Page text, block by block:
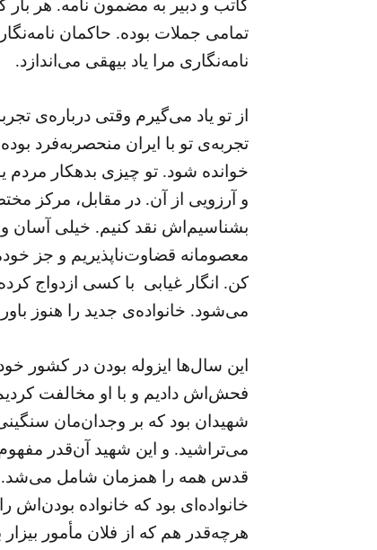
کاتب و دبیر به مضمون نامه. هر
تمامی جملات بوده. حاکمان
نامه‌نگاری مرا یاد بیهقی می‌اندازد.
از تو یاد می‌گیرم وقتی درباره‌ی
تجربه‌ی تو با ایران منحصربه‌فرد
خوانده ‌شود. تو چیزی بدهکار مردم
و آرزویی از آن. در مقابل، مرکز
بشناسیم‌اش نقد کنیم. خیلی آسان
معصومانه قضاوت‌ناپذیریم و جز
کن. انگار غیابی با کسی ازدواج
می‌شود. خانواده‌ی جدید را هنوز
این سال‌ها ایزوله بودن در کشور
فحش‌اش دادیم و با او مخالفت
شهیدان بود که بر وجدان‌مان
می‌تراشید. و این شهید آن‌قدر
قدس همه را همزمان شامل می‌شد.
خانواده‌ای بود که خانواده‌
هرچه‌قدر هم که از فلان مأمور